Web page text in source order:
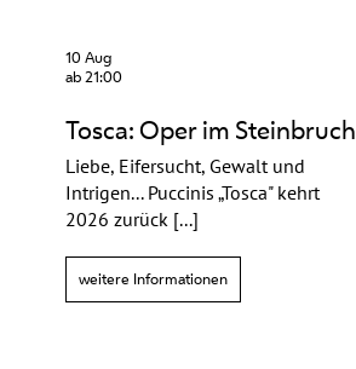
10 Aug
ab 21:00
Tosca: Oper im Steinbruch
Liebe, Eifersucht, Gewalt und
Intrigen... Puccinis „Tosca" kehrt
2026 zurück [...]
weitere Informationen